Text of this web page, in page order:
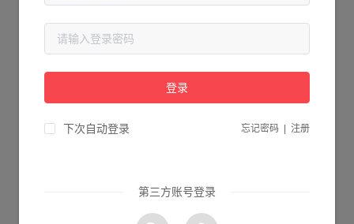
请检查您输入的网址是否正确，或点击下面的按钮返回首页。
登录
下次自动登录 忘记密码 注册
第三方账号登录